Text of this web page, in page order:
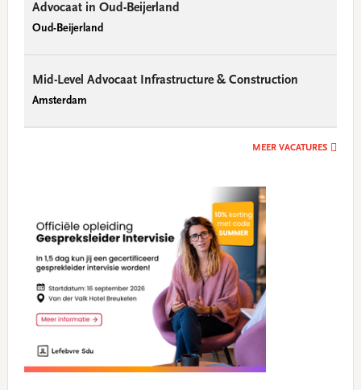
Advocaat in Oud-Beijerland
Oud-Beijerland
Mid-Level Advocaat Infrastructure & Construction
Amsterdam
MEER VACATURES